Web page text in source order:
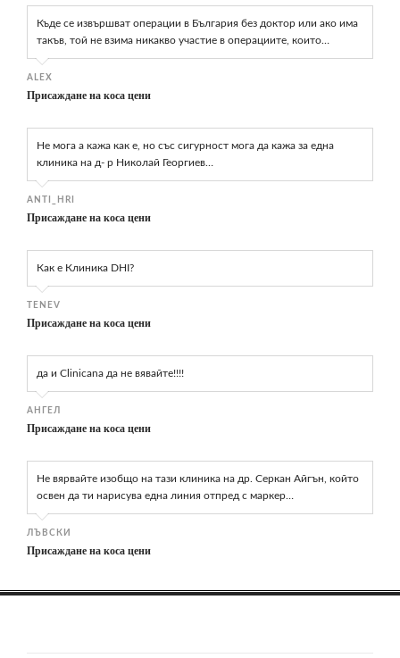
Къде се извършват операции в България без доктор или ако има
такъв, той не взима никакво участие в операциите, които…
ALEX
Присаждане на коса цени
Не мога а кажа как е, но със сигурност мога да кажа за една
клиника на д- р Николай Георгиев…
ANTI_HRI
Присаждане на коса цени
Как е Клиника DHI?
TENEV
Присаждане на коса цени
да и Clinicana да не вявайте!!!!
АНГЕЛ
Присаждане на коса цени
Не вярвайте изобщо на тази клиника на др. Серкан Айгън, който
освен да ти нарисува една линия отпред с маркер…
ЛЪВСКИ
Присаждане на коса цени